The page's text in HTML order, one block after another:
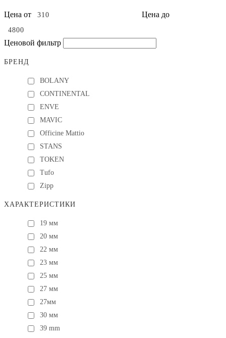
Цена от Цена до
Ценовой фильтр
БРЕНД
BOLANY
CONTINENTAL
ENVE
MAVIC
Officine Mattio
STANS
TOKEN
Tufo
Zipp
ХАРАКТЕРИСТИКИ
19 мм
20 мм
22 мм
23 мм
25 мм
27 мм
27мм
30 мм
39 mm